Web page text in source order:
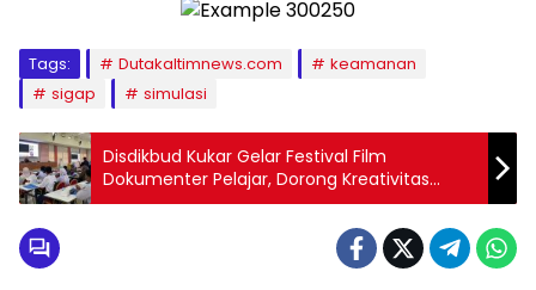
Tags: Dutakaltimnews.com
keamanan
sigap
simulasi
Disdikbud Kukar Gelar Festival Film
Dokumenter Pelajar, Dorong Kreativitas
Generasi Muda